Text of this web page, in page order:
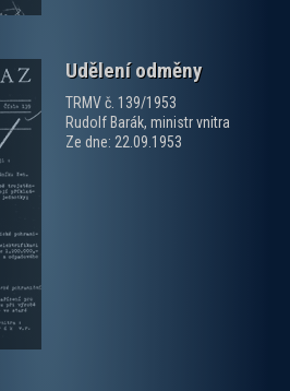
Udělení odměny
TRMV č. 139/1953
Rudolf Barák, ministr vnitra
Ze dne: 22.09.1953